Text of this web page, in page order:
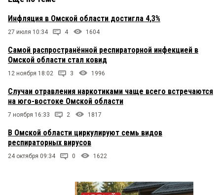
Инфляция в Омской области достигла 4,3%
27 июля 10:34 4 1604
Самой распространённой респираторной инфекцией в
Омской области стал ковид
12 ноября 18:02 3 1996
Случаи отравления наркотиками чаще всего встречаются
на юго-востоке Омской области
7 ноября 16:33 2 1817
В Омской области циркулируют семь видов
респираторных вирусов
24 октября 09:34 0 1622